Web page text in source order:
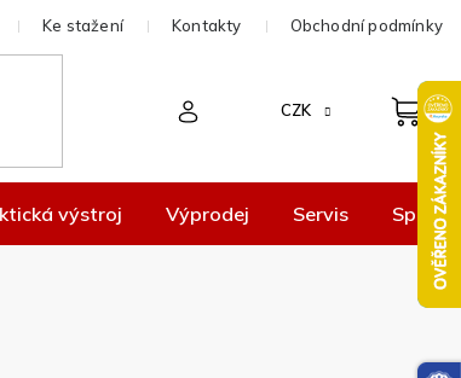
Ke stažení Kontakty Obchodní podmínky
CZK
výstroj Výprodej Servis